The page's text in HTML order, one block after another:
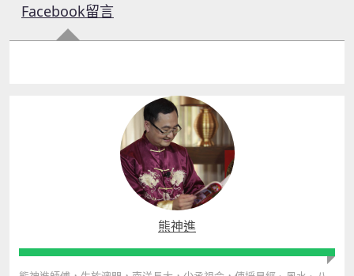
Facebook留言
熊神進